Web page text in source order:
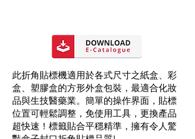
此折角貼標機適用於各式尺寸之紙盒、彩
盒、塑膠盒的方形外盒包裝，最適合化妝
品與生技醫藥業。簡單的操作界面，貼標
位置可輕鬆調整，免使用工具，更換產品
超快速！標籤貼合平穩精準，擁有令人驚